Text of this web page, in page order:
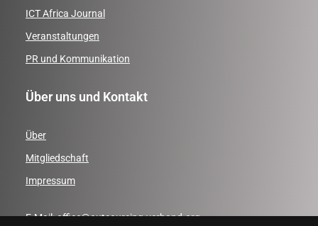
ICT Africa Journal
Veranstaltungen
PR und Kommunikation
Über uns und Kontakt
Über
Mitgliedschaft
Impressum
E-Mail:office@outsourcing-verband.org